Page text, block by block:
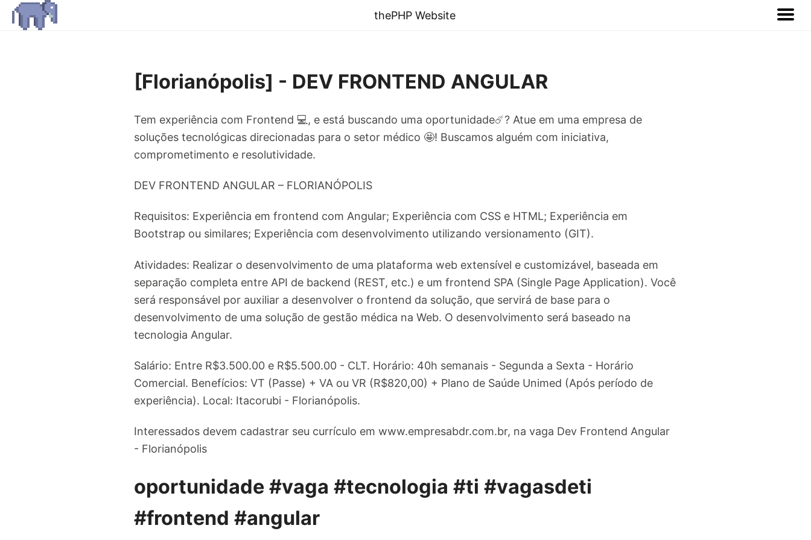
thePHP Website
[Florianópolis] - DEV FRONTEND ANGULAR
Tem experiência com Frontend 💻, e está buscando uma oportunidade☄️? Atue em uma empresa de
soluções tecnológicas direcionadas para o setor médico 🤩! Buscamos alguém com iniciativa,
comprometimento e resolutividade.
DEV FRONTEND ANGULAR – FLORIANÓPOLIS
Requisitos: Experiência em frontend com Angular; Experiência com CSS e HTML; Experiência em
Bootstrap ou similares; Experiência com desenvolvimento utilizando versionamento (GIT).
Atividades: Realizar o desenvolvimento de uma plataforma web extensível e customizável, baseada em
separação completa entre API de backend (REST, etc.) e um frontend SPA (Single Page Application). Você
será responsável por auxiliar a desenvolver o frontend da solução, que servirá de base para o
desenvolvimento de uma solução de gestão médica na Web. O desenvolvimento será baseado na
tecnologia Angular.
Salário: Entre R$3.500.00 e R$5.500.00 - CLT. Horário: 40h semanais - Segunda a Sexta - Horário
Comercial. Benefícios: VT (Passe) + VA ou VR (R$820,00) + Plano de Saúde Unimed (Após período de
experiência). Local: Itacorubi - Florianópolis.
Interessados devem cadastrar seu currículo em www.empresabdr.com.br, na vaga Dev Frontend Angular
- Florianópolis
oportunidade #vaga #tecnologia #ti #vagasdeti
#frontend #angular